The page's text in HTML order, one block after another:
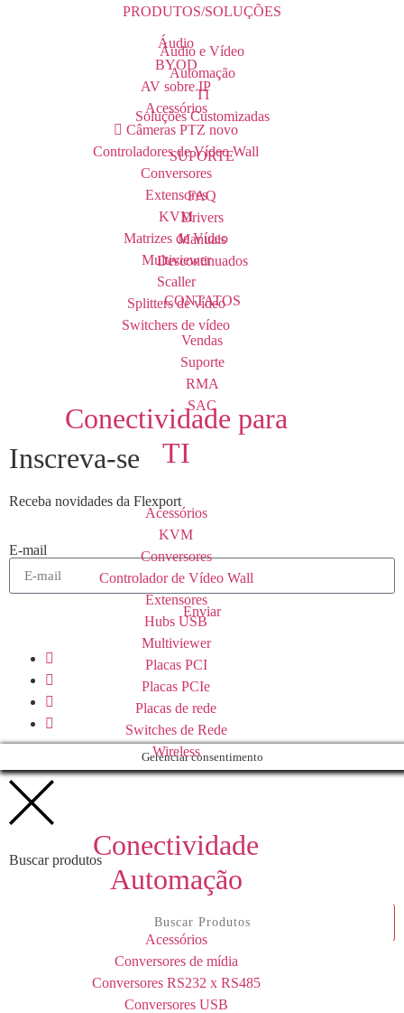
Áudio
BYOD
AV sobre IP
Acessórios
Câmeras PTZ novo
Controladores de Vídeo Wall
Conversores
Extensores
KVM
Matrizes de Vídeo
Multiviewer
Scaller
Splitters de vídeo
Switchers de vídeo
Conectividade para
TI
Acessórios
KVM
Conversores
Controlador de Vídeo Wall
Extensores
Hubs USB
Multiviewer
Placas PCI
Placas PCIe
Placas de rede
Switches de Rede
Wireless
Conectividade
Automação
Acessórios
Conversores de mídia
Conversores RS232 x RS485
Conversores USB
PRODUTOS/SOLUÇÕES
Áudio e Vídeo
Automação
TI
Soluções Customizadas
SUPORTE
FAQ
Drivers
Manuais
Descontinuados
CONTATOS
Vendas
Suporte
RMA
SAC
Inscreva-se
Receba novidades da Flexport
E-mail
Enviar
Gerenciar consentimento
Buscar produtos